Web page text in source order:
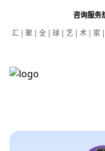
咨询服务
汇|聚|全|球|艺|术|家